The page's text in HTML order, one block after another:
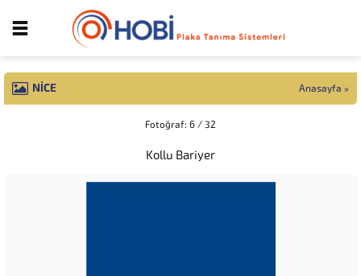
NICE Anasayfa »
Fotoğraf: 6 / 32
Kollu Bariyer